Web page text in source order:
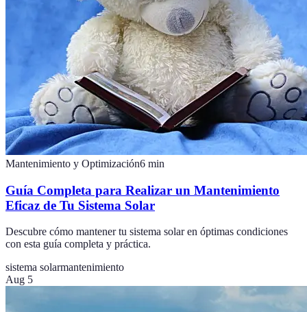
Mantenimiento y Optimización6 min
Guía Completa para Realizar un Mantenimiento
Eficaz de Tu Sistema Solar
Descubre cómo mantener tu sistema solar en óptimas condiciones
con esta guía completa y práctica.
sistema solarmantenimiento
Aug 5